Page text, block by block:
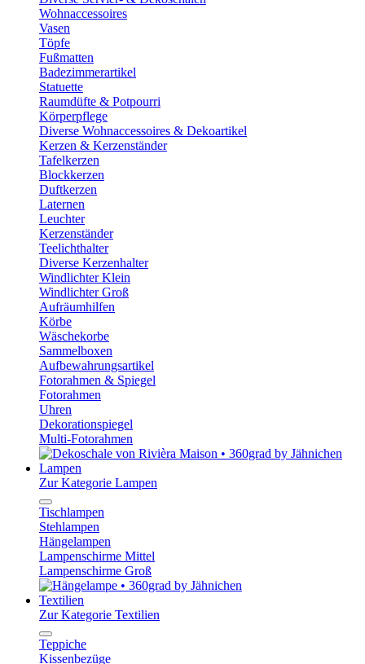
Wohnaccessoires
Vasen
Töpfe
Fußmatten
Badezimmerartikel
Statuette
Raumdüfte & Potpourri
Körperpflege
Diverse Wohnaccessoires & Dekoartikel
Kerzen & Kerzenständer
Tafelkerzen
Blockkerzen
Duftkerzen
Laternen
Leuchter
Kerzenständer
Teelichthalter
Diverse Kerzenhalter
Windlichter Klein
Windlichter Groß
Aufräumhilfen
Körbe
Wäschekorbe
Sammelboxen
Aufbewahrungsartikel
Fotorahmen & Spiegel
Fotorahmen
Uhren
Dekorationspiegel
Multi-Fotorahmen
Lampen
Zur Kategorie Lampen
Tischlampen
Stehlampen
Hängelampen
Lampenschirme Mittel
Lampenschirme Groß
Textilien
Zur Kategorie Textilien
Teppiche
Kissenbezüge